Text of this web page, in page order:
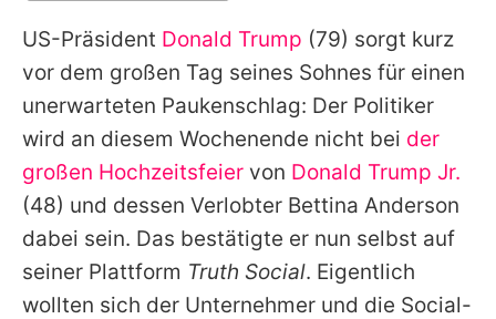
Alle Themen auf Promiflash
Jobs
App runterladen
Team
Redaktionelle Richtlinien
Impressum
US-Präsident Donald Trump (79) sorgt kurz
vor dem großen Tag seines Sohnes für einen
unerwarteten Paukenschlag: Der Politiker
wird an diesem Wochenende nicht bei der
großen Hochzeitsfeier von Donald Trump Jr.
(48) und dessen Verlobter Bettina Anderson
dabei sein. Das bestätigte er nun selbst auf
seiner Plattform Truth Social. Eigentlich
wollten sich der Unternehmer und die Social-